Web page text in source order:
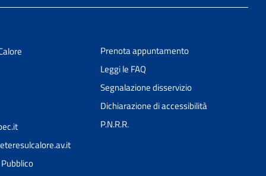
Prenota appuntamento
Leggi le FAQ
Segnalazione disservizio
Dichiarazione di accessibilità
P.N.R.R.